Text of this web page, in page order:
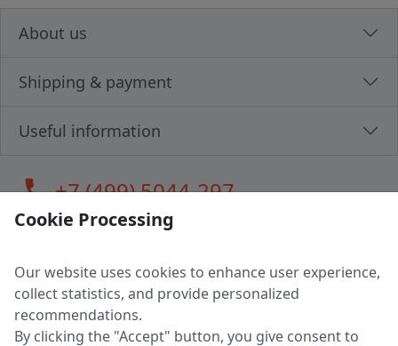
About us
Shipping & payment
Useful information
call+7 (499) 5044-297
LLC "MAGPOCHTBY", Tax #291665670
Address: 224005, Belarus, Brest, Budenny street, house 31
Certificate of state registration #0147876
Cookie Processing
Our website uses cookies to enhance user experience,
collect statistics, and provide personalized
recommendations.
By clicking the "Accept" button, you give consent to